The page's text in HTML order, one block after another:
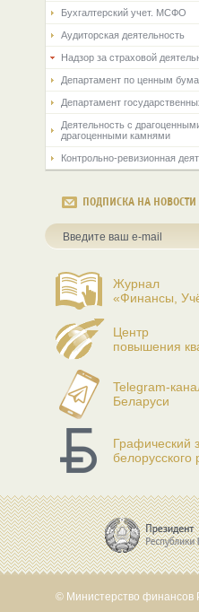
Бухгалтерский учет. МСФО
Аудиторская деятельность
Надзор за страховой
Департамент по ценным
Департамент
Деятельность с
драгоценными камнями
Контрольно-ревизионная
ПОДПИСКА НА НОВОСТИ
Журнал
«Финансы,
Центр
повышения
Telegram-
Беларуси
Графический
белорусского
© Министерство финансов